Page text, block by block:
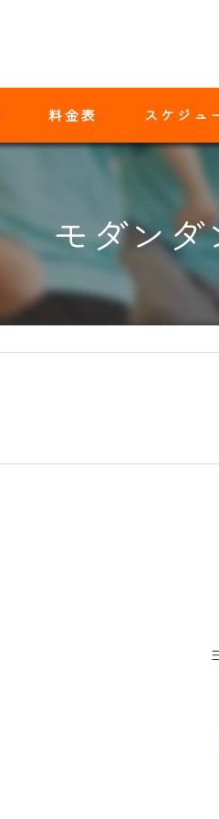
料金表 スケジュ
モダン